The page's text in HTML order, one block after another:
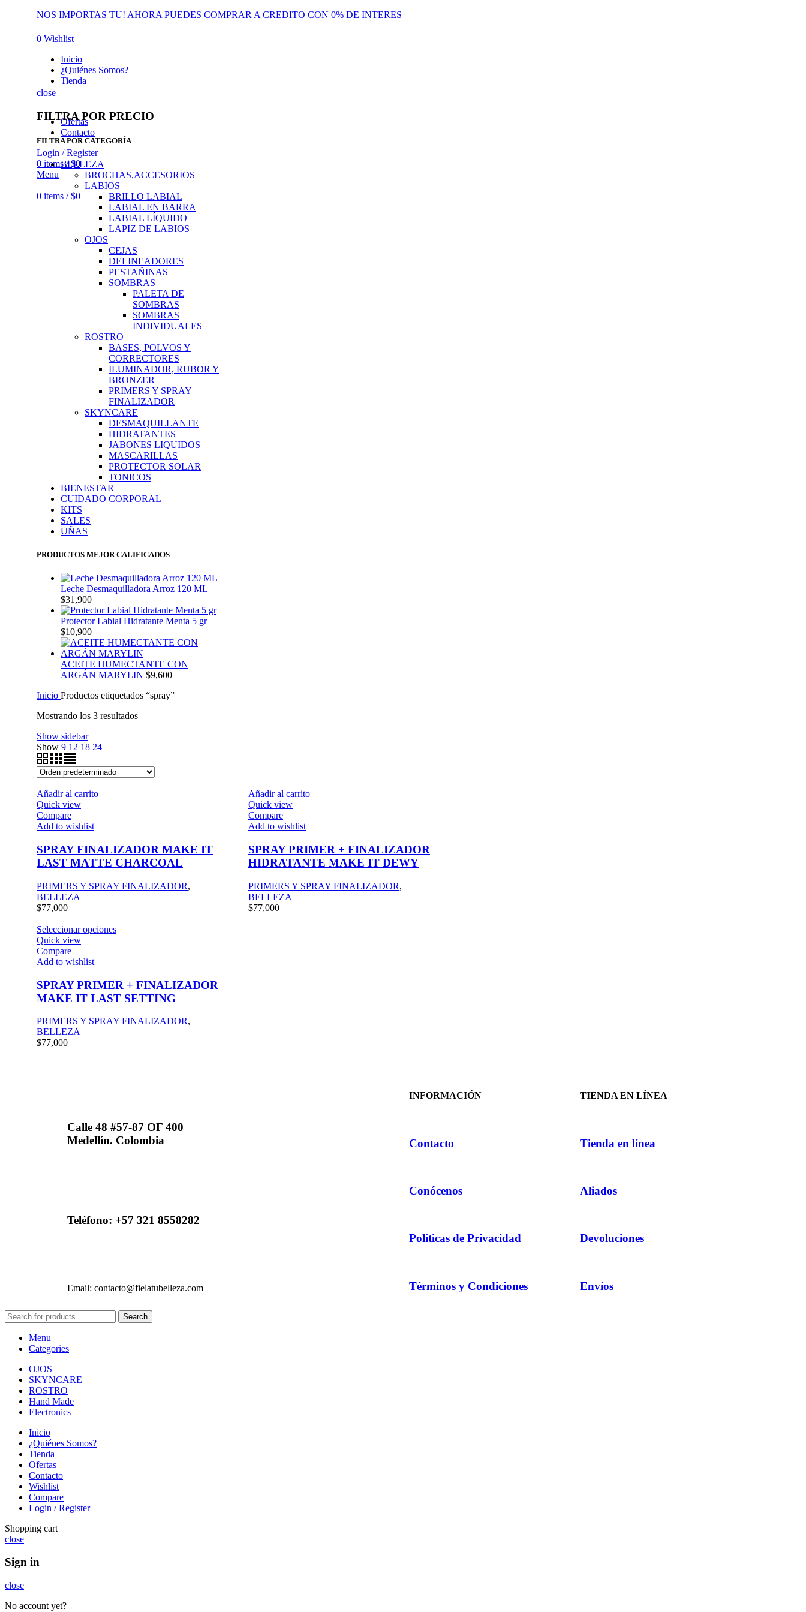
NOS IMPORTAS TU! AHORA PUEDES COMPRAR A CREDITO CON 0% DE INTERES
0 Wishlist
Inicio
¿Quiénes Somos?
Tienda
Ofertas
Contacto
Login / Register
0 items / $0
Menu
0 items / $0
close
FILTRA POR PRECIO
FILTRA POR CATEGORÍA
BELLEZA
BROCHAS,ACCESORIOS
LABIOS
BRILLO LABIAL
LABIAL EN BARRA
LABIAL LÍQUIDO
LAPIZ DE LABIOS
OJOS
CEJAS
DELINEADORES
PESTAÑINAS
SOMBRAS
PALETA DE
SOMBRAS
SOMBRAS
INDIVIDUALES
ROSTRO
BASES, POLVOS Y
CORRECTORES
ILUMINADOR, RUBOR Y
BRONZER
PRIMERS Y SPRAY
FINALIZADOR
SKYNCARE
DESMAQUILLANTE
HIDRATANTES
JABONES LIQUIDOS
MASCARILLAS
PROTECTOR SOLAR
TONICOS
BIENESTAR
CUIDADO CORPORAL
KITS
SALES
UÑAS
PRODUCTOS MEJOR CALIFICADOS
Leche Desmaquilladora Arroz 120 ML
$31,900
Protector Labial Hidratante Menta 5 gr
$10,900
ACEITE HUMECTANTE CON
ARGÁN MARYLIN $9,600
Inicio Productos etiquetados “spray”
Mostrando los 3 resultados
Show sidebar
Show 9 12 18 24
Añadir al carrito
Quick view
Compare
Add to wishlist
SPRAY FINALIZADOR MAKE IT
LAST MATTE CHARCOAL
PRIMERS Y SPRAY FINALIZADOR,
BELLEZA
$77,000
Añadir al carrito
Quick view
Compare
Add to wishlist
SPRAY PRIMER + FINALIZADOR
HIDRATANTE MAKE IT DEWY
PRIMERS Y SPRAY FINALIZADOR,
BELLEZA
$77,000
Seleccionar opciones
Quick view
Compare
Add to wishlist
SPRAY PRIMER + FINALIZADOR
MAKE IT LAST SETTING
PRIMERS Y SPRAY FINALIZADOR,
BELLEZA
$77,000
Calle 48 #57-87 OF 400
Medellín. Colombia
Teléfono: +57 321 8558282
Email: contacto@fielatubelleza.com
INFORMACIÓN
Contacto
Conócenos
Políticas de Privacidad
Términos y Condiciones
TIENDA EN LÍNEA
Tienda en línea
Aliados
Devoluciones
Envíos
Search
Menu
Categories
OJOS
SKYNCARE
ROSTRO
Hand Made
Electronics
Inicio
¿Quiénes Somos?
Tienda
Ofertas
Contacto
Wishlist
Compare
Login / Register
Shopping cart
close
Sign in
close
No account yet?